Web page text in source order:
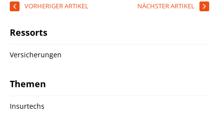
VORHERIGER ARTIKEL NÄCHSTER ARTIKEL
Ressorts
Versicherungen
Themen
Insurtechs